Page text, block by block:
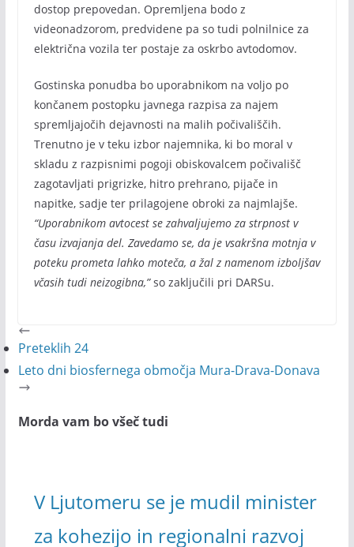
dostop prepovedan. Opremljena bodo z
videonadzorom, predvidene pa so tudi polnilnice za
električna vozila ter postaje za oskrbo avtodomov.
Gostinska ponudba bo uporabnikom na voljo po
končanem postopku javnega razpisa za najem
spremljajočih dejavnosti na malih počivališčih.
Trenutno je v teku izbor najemnika, ki bo moral v
skladu z razpisnimi pogoji obiskovalcem počivališč
zagotavljati prigrizke, hitro prehrano, pijače in
napitke, sadje ter prilagojene obroki za najmlajše.
“Uporabnikom avtocest se zahvaljujemo za strpnost v
času izvajanja del. Zavedamo se, da je vsakršna motnja v
poteku prometa lahko moteča, a žal z namenom izboljšav
včasih tudi neizogibna,”so zaključili pri DARSu.
Preteklih 24
Leto dni biosfernega območja Mura-Drava-Donava
Morda vam bo všeč tudi
V Ljutomeru se je mudil minister
za kohezijo in regionalni razvoj